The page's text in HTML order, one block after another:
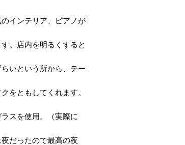
インテリア、ピアノが
。店内を明るくすると
いという所から、テー
をともしてくれます。
スを使用。（実際に
だったので最高の夜